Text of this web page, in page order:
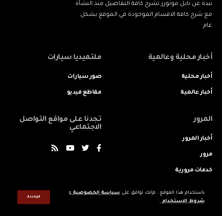
باستخدام هذا الموقع ، فإنك توافق على سياسة الخصوصية و
شروط الاستخدام .
Accept
نبذة عن نايل موتورز تشرح كافة التفاصيل منذ النشأة
مع شرح كافة الاقسام الموجودة في الموقع بشكل
عام
أخبار محلية وعالمية
أخبار محلية
أخبار عالمية
ملتميديا سيارات
صور سيارات
مقاطع فيديو
المرور
أخبار المرور
مرور
خدمات مرورية
تجدنا على مواقع التواصل
الاجتماعي